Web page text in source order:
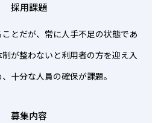
採用課題
とだが、常に人手不足の状態であ
が整わないと利用者の方を迎え入
十分な人員の確保が課題。
募集内容